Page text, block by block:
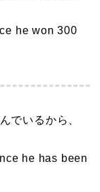
he won 300
でいるから、
he has been